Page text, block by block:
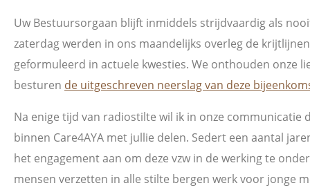
Uw Bestuursorgaan blijft inmiddels strijdvaardig als
zaterdag werden in ons maandelijks overleg de
geformuleerd in actuele kwesties. We onthouden onze
besturen de uitgeschreven neerslag van deze
Na enige tijd van radiostilte wil ik in onze communicatie
binnen Care4AYA met jullie delen. Sedert een aantal
het engagement aan om deze vzw in de werking te
mensen verzetten in alle stilte bergen werk voor jonge